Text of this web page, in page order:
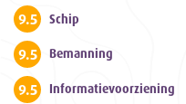
9.5 Schip
9.5 Bemanning
9.5 Informatievoorziening